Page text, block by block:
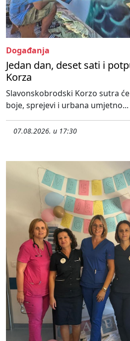
Događanja
Jedan dan, deset sati i
Korza
Slavonskobrodski Korzo sutra
boje, sprejevi i urbana umjetno...
07.08.2026. u 17:30